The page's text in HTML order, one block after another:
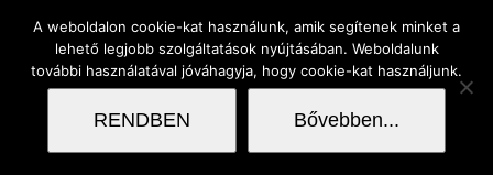
A weboldalon cookie-kat használunk, amik segítenek minket a
lehető legjobb szolgáltatások nyújtásában. Weboldalunk
további használatával jóváhagyja, hogy cookie-kat használjunk.
RENDBEN Bővebben...